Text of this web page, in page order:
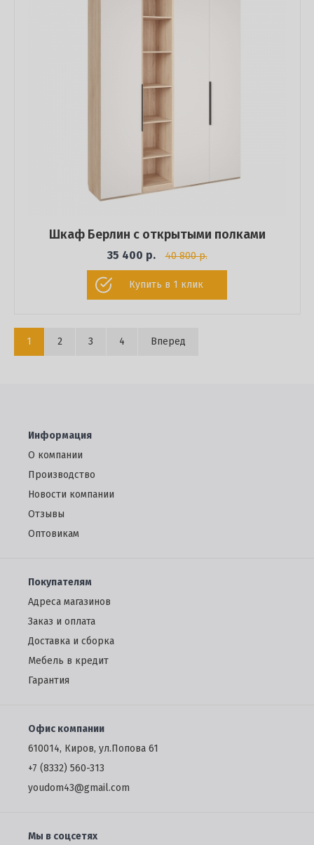
Шкаф Берлин с открытыми полками
35 400 р. 40 800 р.
Купить в 1 клик
1 2 3 4 Вперед
Информация
О компании
Производство
Новости компании
Отзывы
Oптовикам
Покупателям
Адреса магазинов
Заказ и оплата
Доставка и сборка
Мебель в кредит
Гарантия
Офис компании
610014, Киров, ул.Попова 61
+7 (8332) 560-313
youdom43@gmail.com
Мы в соцсетях